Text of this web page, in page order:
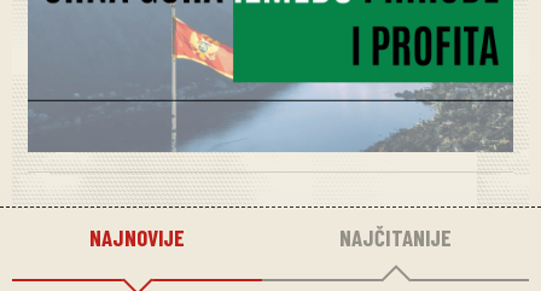
NAJNOVIJE NAJČITANIJE